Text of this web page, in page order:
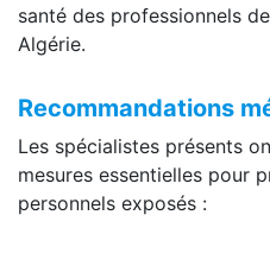
santé des professionnels
Algérie.
Recommandations
Les spécialistes présents
mesures essentielles pour
personnels exposés :